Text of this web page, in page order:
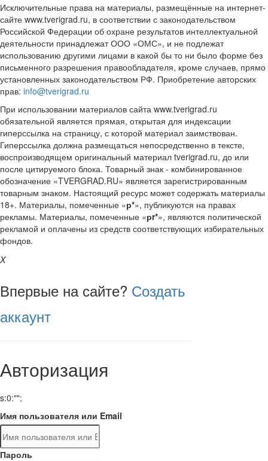
Исключительные права на материалы, размещённые на интернет-
сайте www.tverigrad.ru, в соответствии с законодательством
Российской Федерации об охране результатов интеллектуальной
деятельности принадлежат ООО «ОМС», и не подлежат
использованию другими лицами в какой бы то ни было форме без
письменного разрешения правообладателя, кроме случаев, прямо
установленных законодательством РФ. Приобретение авторских
прав: info@tverigrad.ru
При использовании материалов сайта www.tverigrad.ru
обязательной является прямая, открытая для индексации
гиперссылка на страницу, с которой материал заимствован.
Гиперссылка должна размещаться непосредственно в тексте,
воспроизводящем оригинальный материал tverigrad.ru, до или
после цитируемого блока. Товарный знак - комбинированное
обозначение «TVERGRAD.RU» является зарегистрированным
товарным знаком. Настоящий ресурс может содержать материалы
18+. Материалы, помеченные «р*», публикуются на правах
рекламы. Материалы, помеченные «рr*», являются политической
рекламой и оплачены из средств соответствующих избирательных
фондов.
X
Впервые на сайте? Создать
аккаунт
Авторизация
s:0:"";
Имя пользователя или Email
Пароль